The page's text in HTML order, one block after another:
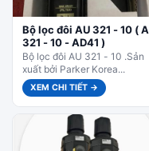
Bộ lọc đôi AU 321 - 10 ( AU
321 - 10 - AD41 )
Bộ lọc đôi AU 321 - 10 .Sản
xuất bởi Parker Korea...
XEM CHI TIẾT →